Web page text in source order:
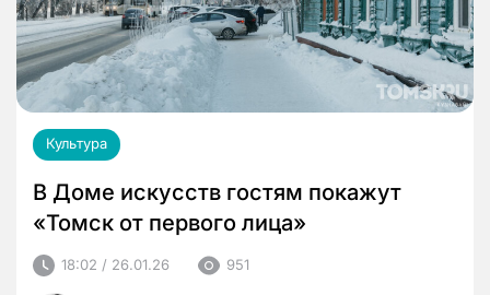
Культура
В Доме искусств гостям покажут
«Томск от первого лица»
18:02 / 26.01.26 951